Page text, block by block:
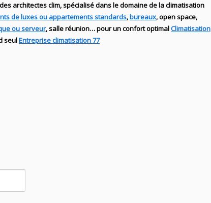
architectes clim,spécialisé dans le domaine de laclimatisation
de luxes ou appartements standards, bureaux, open space,
ou serveur, salle réunion… pour un confort optimalClimatisation
seulEntreprise climatisation 77